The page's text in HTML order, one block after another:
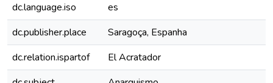
dc.language.iso
es
dc.publisher.place
Saragoça, Espanha
dc.relation.ispartof
El Acratador